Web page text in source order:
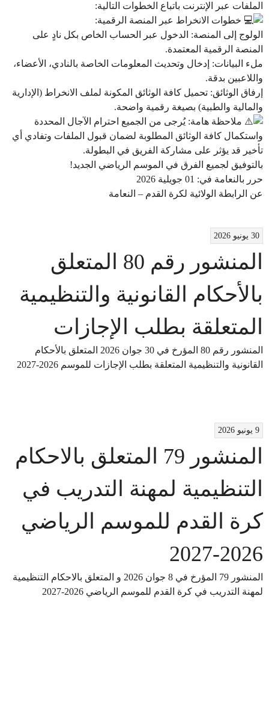
الملفات عبر الإنترنت باتباع الخطوات التالية:
خطوات الانخراط عبر المنصة الرقمية:
​الولوج إلى المنصة: الدخول عبر الحساب الخاص بكل نادٍ على
المنصة الرقمية المعتمدة.
​ملء البيانات: إدخال وتحديث المعلومات الخاصة بالنادي، الأعضاء،
واللاعبين بدقة.
​إرفاق الوثائق: تحميل كافة الوثائق المكونة لملف الانخراط (الإدارية
والمالية والطبية) بصيغة رقمية واضحة.
ملاحظة هامة: يُرجى من الجميع احترام الآجال المحددة
واستكمال كافة الوثائق المطلوبة لضمان قبول الملفات وتفادي أي
تأخير قد يؤثر على مشاركة الفريق في البطولة.
​بالتوفيق لجميع الفرق في الموسم الرياضي الجديد!
​حرر بالنعامة في: 01 جويلية 2026
عن الرابطة الولائية لكرة القدم – النعامة
30 يونيو 2026
المنشور رقم 80 المتعلق
بالأحكام القانونية والتنظيمية
المتعلقة بطلب الإجازات
المنشور رقم 80 المؤرخ في 30 جوان 2026 المتعلق بالأحكام
القانونية والتنظيمية المتعلقة بطلب الإجازات للموسم 2026-2027
9 يونيو 2026
المنشور 79 المتعلق بالاحكام
التنظيمية لمهنة التدريب في
كرة القدم للموسم الرياضي
2026-2027
المنشور 79 المؤرخ في 8 جوان 2026 و المتعلق بالاحكام التنظيمية
لمهنة التدريب في كرة القدم للموسم الرياضي 2026-2027